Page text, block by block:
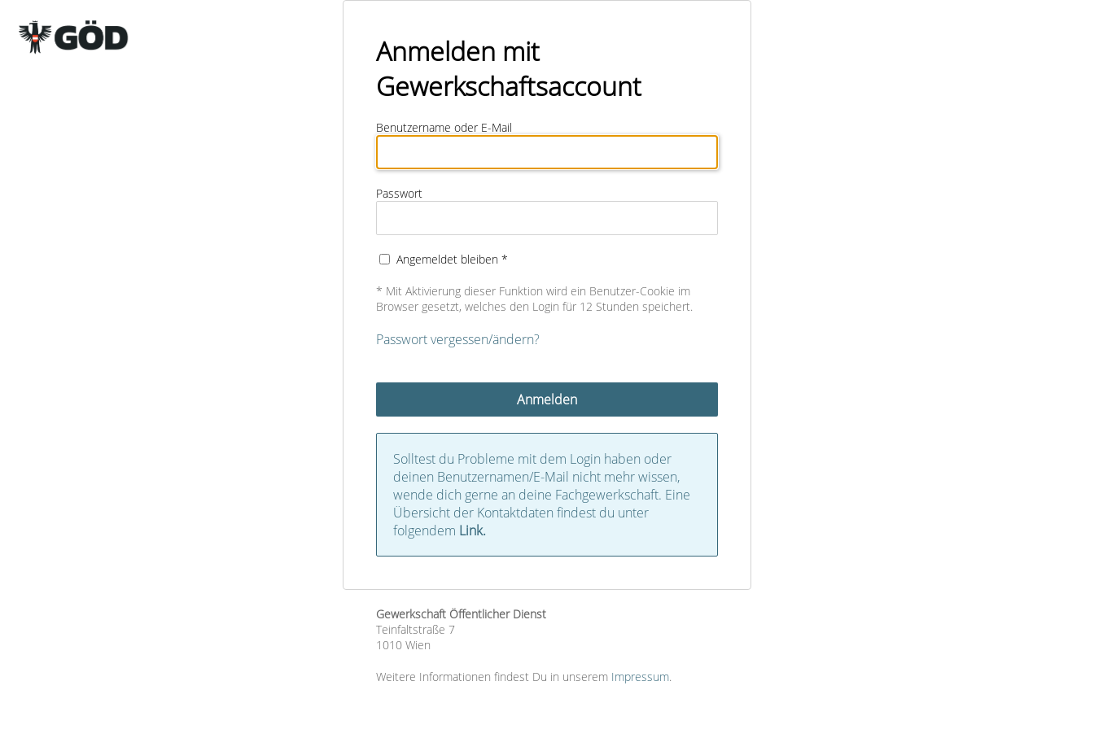
Anmelden mit
Gewerkschaftsaccount
Benutzername oder E-Mail
Passwort
Angemeldet bleiben *
* Mit Aktivierung dieser Funktion wird ein Benutzer-Cookie im
Browser gesetzt, welches den Login für 12 Stunden speichert.
Passwort vergessen/ändern?
Solltest du Probleme mit dem Login haben oder
deinen Benutzernamen/E-Mail nicht mehr wissen,
wende dich gerne an deine Fachgewerkschaft. Eine
Übersicht der Kontaktdaten findest du unter
folgendem Link.
Gewerkschaft Öffentlicher Dienst
Teinfaltstraße 7
1010 Wien
Weitere Informationen findest Du in unserem Impressum.